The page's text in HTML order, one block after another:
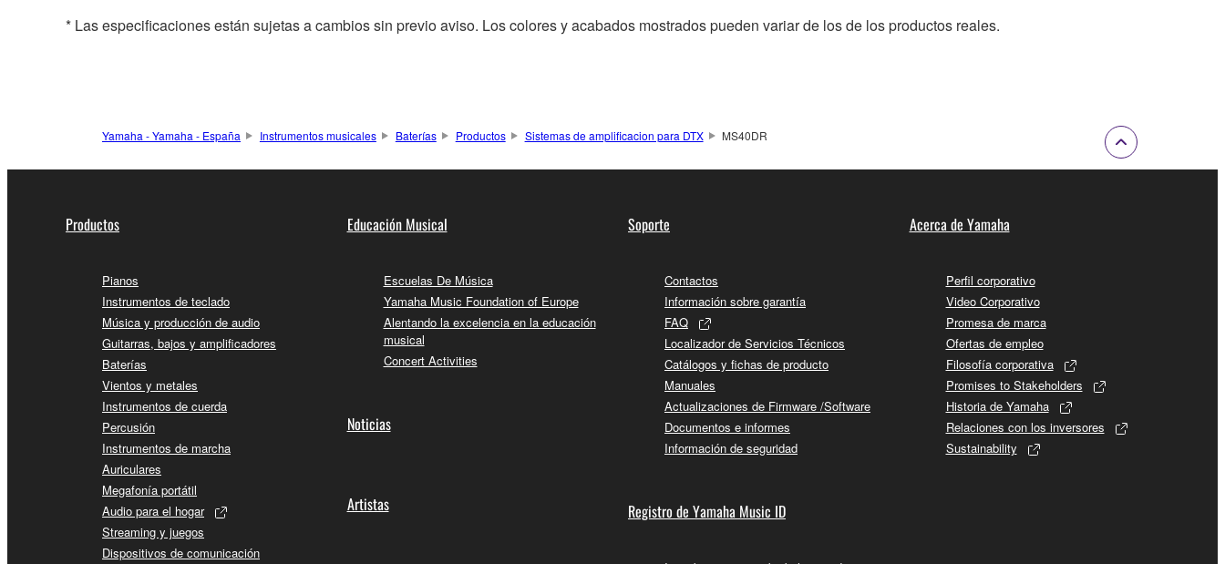
* Las especificaciones están sujetas a cambios sin previo aviso. Los colores y acabados mostrados pueden variar de los de los productos reales.
Yamaha - Yamaha - España Instrumentos musicales Baterías Productos Sistemas de amplificacion para DTX MS40DR
Productos
Pianos
Instrumentos de teclado
Música y producción de audio
Guitarras, bajos y amplificadores
Baterías
Vientos y metales
Instrumentos de cuerda
Percusión
Instrumentos de marcha
Auriculares
Megafonía portátil
Audio para el hogar
Streaming y juegos
Dispositivos de comunicación
Educación Musical
Escuelas De Música
Yamaha Music Foundation of Europe
Alentando la excelencia en la educación
musical
Concert Activities
Noticias
Artistas
Soporte
Contactos
Información sobre garantía
FAQ
Localizador de Servicios Técnicos
Catálogos y fichas de producto
Manuales
Actualizaciones de Firmware /Software
Documentos e informes
Información de seguridad
Registro de Yamaha Music ID
Acerca de Yamaha
Perfil corporativo
Video Corporativo
Promesa de marca
Ofertas de empleo
Filosofía corporativa
Promises to Stakeholders
Historia de Yamaha
Relaciones con los inversores
Sustainability